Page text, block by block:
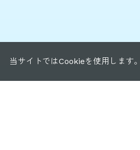
当サイトではCookieを使用します